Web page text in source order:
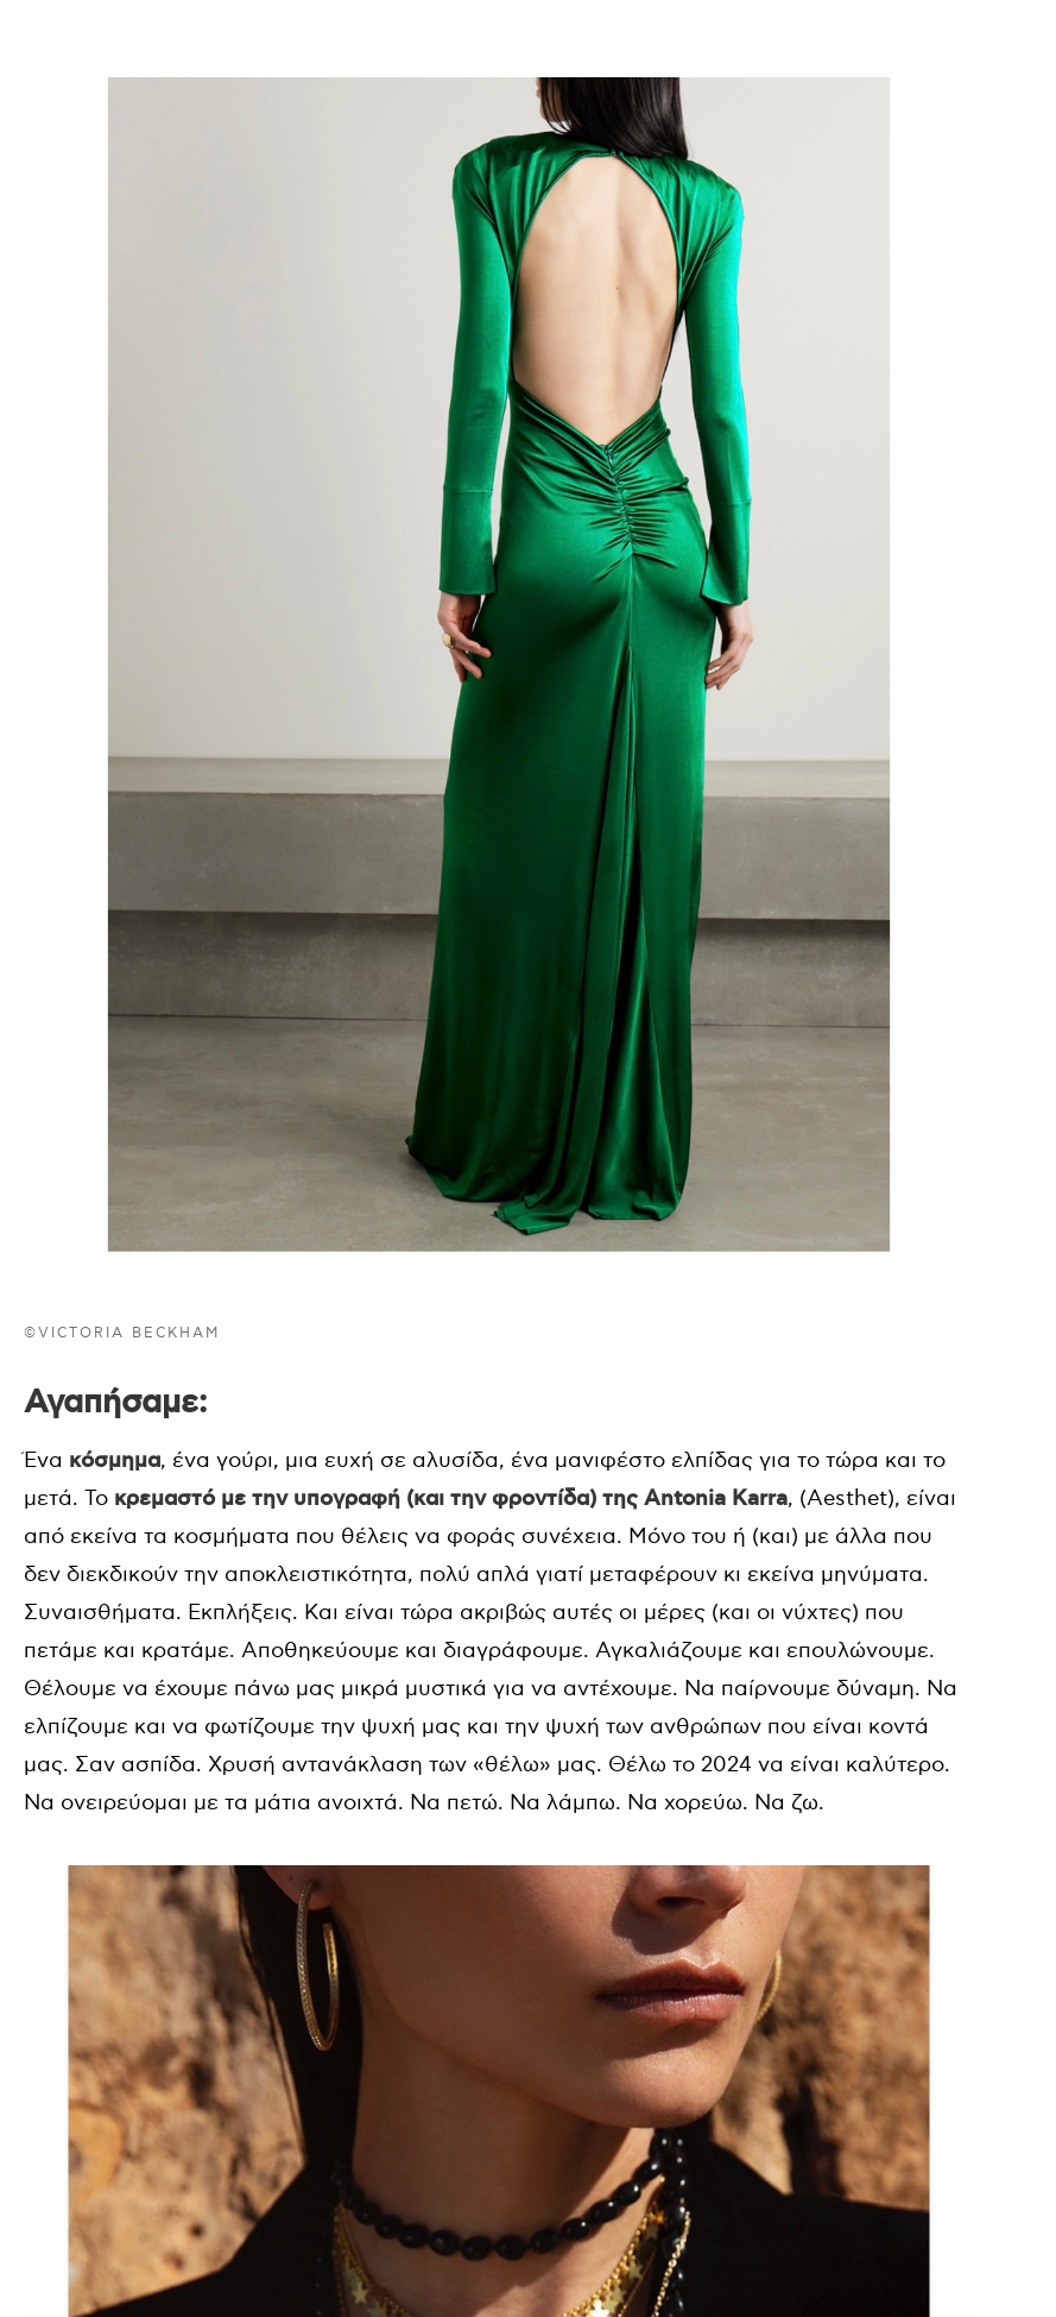
©VICTORIA BECKHAM
Αγαπήσαμε:
Ένα κόσμημα, ένα γούρι, μια ευχή σε αλυσίδα, ένα μανιφέστο ελπίδας για το τώρα και το
μετά. Το κρεμαστό με την υπογραφή (και την φροντίδα) της Antonia Karra, (Aesthet), είναι
από εκείνα τα κοσμήματα που θέλεις να φοράς συνέχεια. Μόνο του ή (και) με άλλα που
δεν διεκδικούν την αποκλειστικότητα, πολύ απλά γιατί μεταφέρουν κι εκείνα μηνύματα.
Συναισθήματα. Εκπλήξεις. Και είναι τώρα ακριβώς αυτές οι μέρες (και οι νύχτες) που
πετάμε και κρατάμε. Αποθηκεύουμε και διαγράφουμε. Αγκαλιάζουμε και επουλώνουμε.
Θέλουμε να έχουμε πάνω μας μικρά μυστικά για να αντέχουμε. Να παίρνουμε δύναμη. Να
ελπίζουμε και να φωτίζουμε την ψυχή μας και την ψυχή των ανθρώπων που είναι κοντά
μας. Σαν ασπίδα. Χρυσή αντανάκλαση των «θέλω» μας. Θέλω το 2024 να είναι καλύτερο.
Να ονειρεύομαι με τα μάτια ανοιχτά. Να πετώ. Να λάμπω. Να χορεύω. Να ζω.